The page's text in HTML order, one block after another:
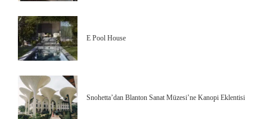
E Pool House
Snohetta’dan Blanton Sanat Müzesi’ne Kanopi Eklentisi